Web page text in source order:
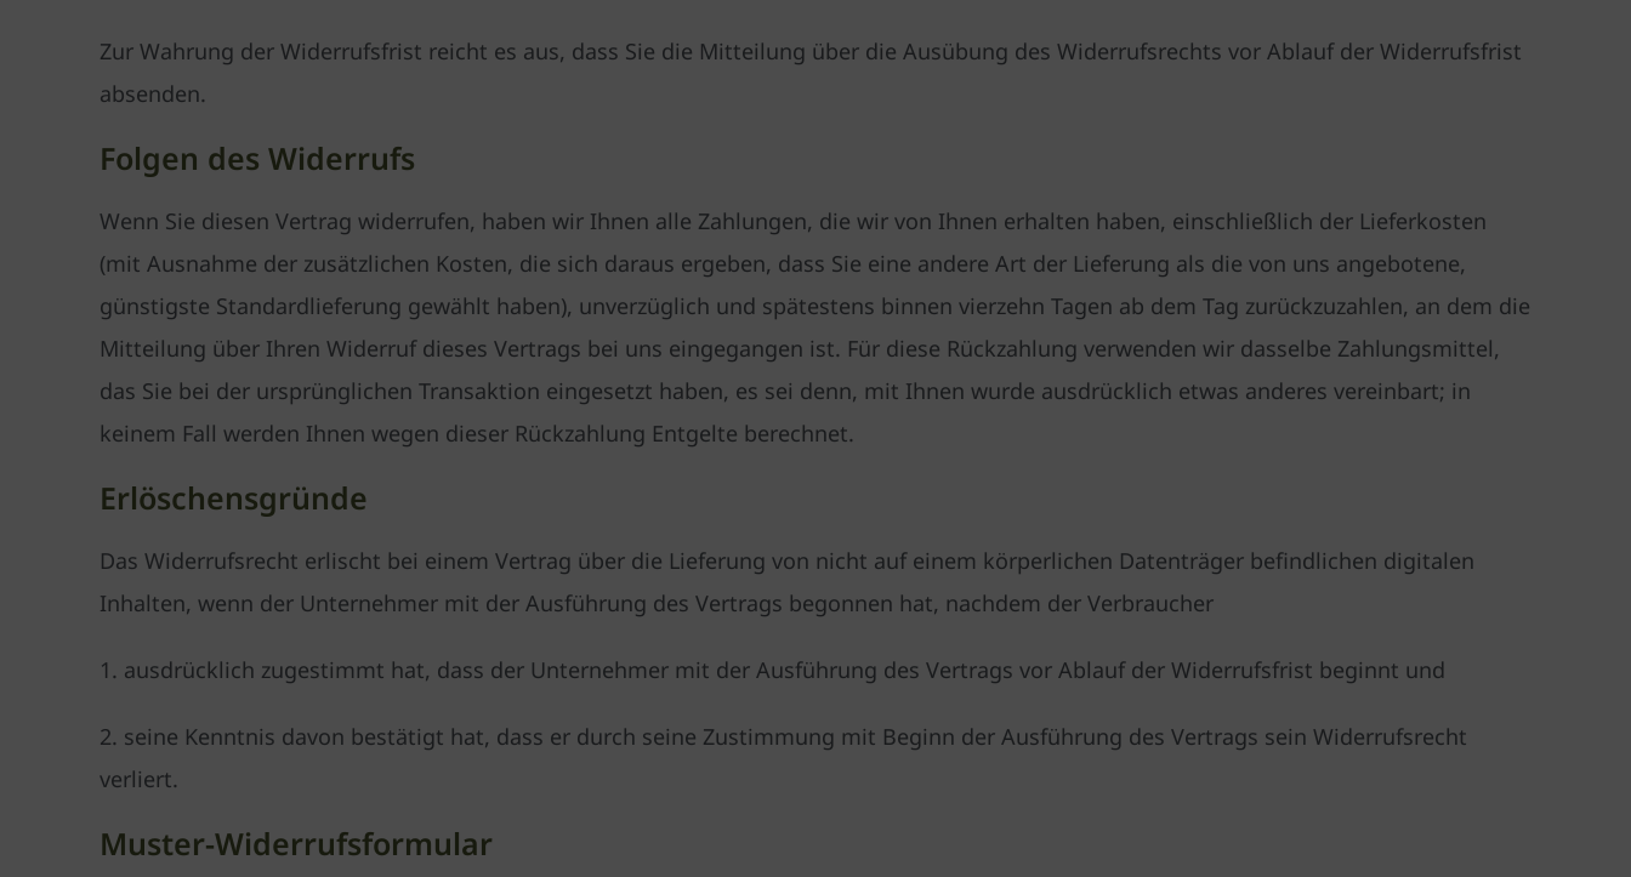
Zur Wahrung der Widerrufsfrist reicht es aus, dass Sie die Mitteilung über die Ausübung des Widerrufsrechts vor Ablauf der Widerrufsfrist
absenden.
Folgen des Widerrufs
Wenn Sie diesen Vertrag widerrufen, haben wir Ihnen alle Zahlungen, die wir von Ihnen erhalten haben, einschließlich der Lieferkosten
(mit Ausnahme der zusätzlichen Kosten, die sich daraus ergeben, dass Sie eine andere Art der Lieferung als die von uns angebotene,
günstigste Standardlieferung gewählt haben), unverzüglich und spätestens binnen vierzehn Tagen ab dem Tag zurückzuzahlen, an dem die
Mitteilung über Ihren Widerruf dieses Vertrags bei uns eingegangen ist. Für diese Rückzahlung verwenden wir dasselbe Zahlungsmittel,
das Sie bei der ursprünglichen Transaktion eingesetzt haben, es sei denn, mit Ihnen wurde ausdrücklich etwas anderes vereinbart; in
keinem Fall werden Ihnen wegen dieser Rückzahlung Entgelte berechnet.
Erlöschensgründe
Das Widerrufsrecht erlischt bei einem Vertrag über die Lieferung von nicht auf einem körperlichen Datenträger befindlichen digitalen
Inhalten, wenn der Unternehmer mit der Ausführung des Vertrags begonnen hat, nachdem der Verbraucher
1. ausdrücklich zugestimmt hat, dass der Unternehmer mit der Ausführung des Vertrags vor Ablauf der Widerrufsfrist beginnt und
2. seine Kenntnis davon bestätigt hat, dass er durch seine Zustimmung mit Beginn der Ausführung des Vertrags sein Widerrufsrecht
verliert.
Muster-Widerrufsformular